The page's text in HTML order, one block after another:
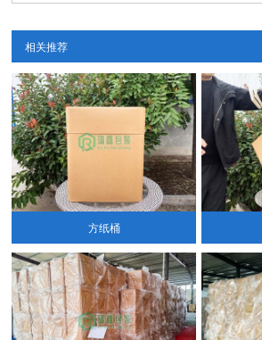
相关推荐
方纸桶